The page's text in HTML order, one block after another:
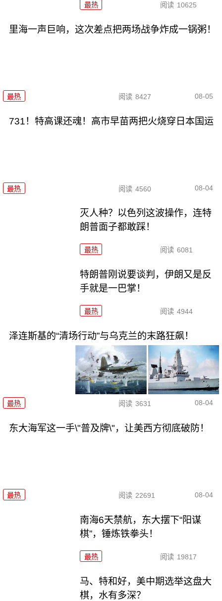
最热 阅读 10625
里海一声巨响，这次差点把两场战争炸成一锅粥！
最热 阅读 8427 08-05
731！特高课还魂！高市早苗两把火烧穿日本国运
最热 阅读 4560 08-04
灭人种？以色列这波操作，连特
朗普面子都敢踩！
最热 阅读 6081
特朗普刚说要谈判，伊朗又是反
手就是一巴掌！
最热 阅读 4944
泽连斯基的“清场行动”与乌克兰的末路狂飙！
最热 阅读 3631 08-04
东大海军这一手\"普及牌\"，让美西方彻底破防！
最热 阅读 22691 08-04
南海6天禁航，东大摆下“阳谋
棋”，锤炼铁拳头！
最热 阅读 19817
马、特和好，美中期选举这盘大
棋，水有多深？